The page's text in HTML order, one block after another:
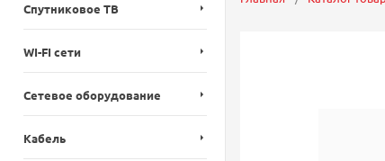
Спутниковое ТВ
WI-FI сети
Сетевое оборудование
Кабель